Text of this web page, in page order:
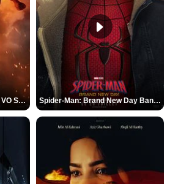
L'Odyssée Bande-annonce VO STFR Spider-Man: Brand New Day Bande-annonce VO STFR